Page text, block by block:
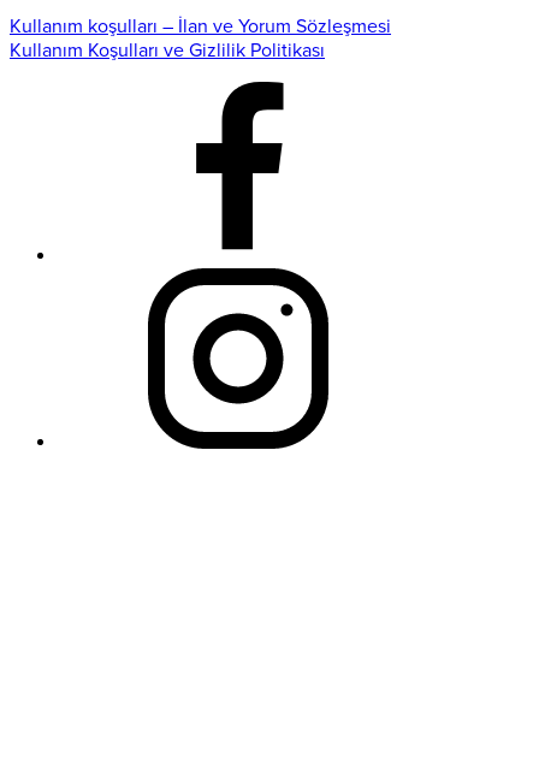
Kullanım koşulları – İlan ve Yorum Sözleşmesi
Kullanım Koşulları ve Gizlilik Politikası